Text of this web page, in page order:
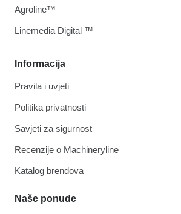
Informacija
Pravila i uvjeti
Politika privatnosti
Savjeti za sigurnost
Recenzije o Machineryline
Katalog brendova
Naše ponude
Agroline™
Linemedia Digital ™